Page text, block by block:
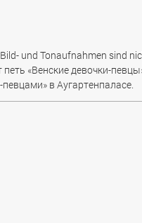
und Tonaufnahmen sind
«Венские девочки-
в Аугартенпаласе.